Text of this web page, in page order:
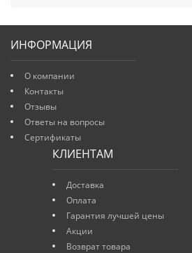
ИНФОРМАЦИЯ
О компании
Контакты
Отзывы
Ответы на вопросы
Сертификаты
КЛИЕНТАМ
Доставка
Оплата
Гарантия лучшей цены
Акции
Возврат товара